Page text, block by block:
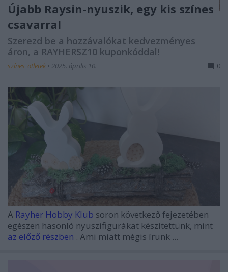
Újabb Raysin-nyuszik, egy kis színes
csavarral
Szerezd be a hozzávalókat kedvezményes
áron, a RAYHERSZ10 kuponkóddal!
színes_ötletek • 2025. április 10. 0
A Rayher Hobby Klub soron következő fejezetében
egészen hasonló nyuszifigurákat készítettünk, mint
az előző részben . Ami miatt mégis írunk ...